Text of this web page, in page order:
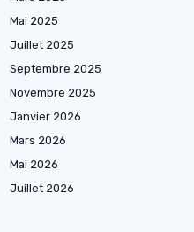
Mai 2025
Juillet 2025
Septembre 2025
Novembre 2025
Janvier 2026
Mars 2026
Mai 2026
Juillet 2026